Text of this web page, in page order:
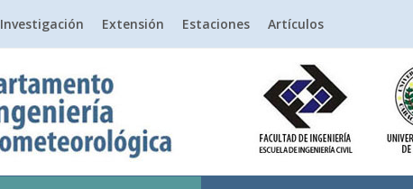
Investigación Extensión Estaciones Artículos